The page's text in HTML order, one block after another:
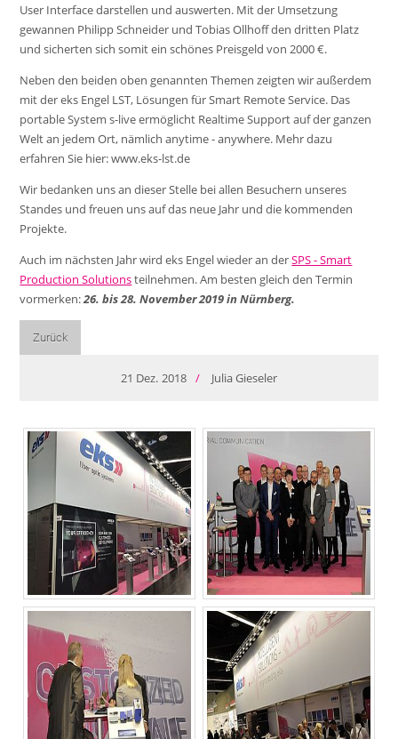
User Interface darstellen und auswerten. Mit der Umsetzung
gewannen Philipp Schneider und Tobias Ollhoff den dritten Platz
und sicherten sich somit ein schönes Preisgeld von 2000 €.
Neben den beiden oben genannten Themen zeigten wir außerdem
mit der eks Engel LST, Lösungen für Smart Remote Service. Das
portable System s-live ermöglicht Realtime Support auf der ganzen
Welt an jedem Ort, nämlich anytime - anywhere. Mehr dazu
erfahren Sie hier: www.eks-lst.de
Wir bedanken uns an dieser Stelle bei allen Besuchern unseres
Standes und freuen uns auf das neue Jahr und die kommenden
Projekte.
Auch im nächsten Jahr wird eks Engel wieder an derSPS - Smart
Production Solutionsteilnehmen. Am besten gleich den Termin
vormerken:26. bis 28. November 2019 in Nürnberg.
Zurück
21 Dez. 2018 / Julia Gieseler